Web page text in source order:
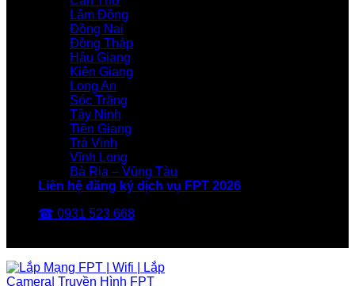
Lâm Đồng
Đồng Nai
Đồng Tháp
Hậu Giang
Kiên Giang
Long An
Sóc Trăng
Tây Ninh
Tiền Giang
Trà Vinh
Vĩnh Long
Bà Rịa – Vũng Tàu
Liên hệ đăng ký dịch vụ FPT 2026
☎ 0931 523 668